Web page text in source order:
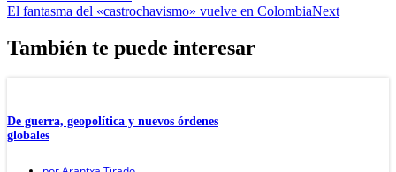
El fantasma del «castrochavismo» vuelve en ColombiaNext
También te puede interesar
De guerra, geopolítica y nuevos órdenes
globales